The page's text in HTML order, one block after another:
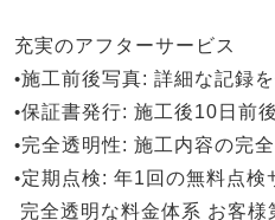
充実のアフターサービス
•施工前後写真: 詳細な記録
•保証書発行: 施工後10日前
•完全透明性: 施工内容の完
•定期点検: 年1回の無料点検
完全透明な料金体系 お客様